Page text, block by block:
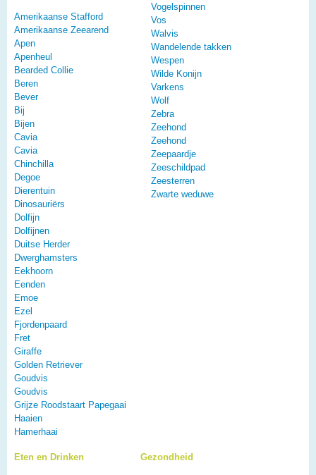
Amerikaanse Stafford
Amerikaanse Zeearend
Apen
Apenheul
Bearded Collie
Beren
Bever
Bij
Bijen
Cavia
Cavia
Chinchilla
Degoe
Dierentuin
Dinosauriërs
Dolfijn
Dolfijnen
Duitse Herder
Dwerghamsters
Eekhoorn
Eenden
Emoe
Ezel
Fjordenpaard
Fret
Giraffe
Golden Retriever
Goudvis
Goudvis
Grijze Roodstaart Papegaai
Haaien
Hamerhaai
Vogelspinnen
Vos
Walvis
Wandelende takken
Wespen
Wilde Konijn
Varkens
Wolf
Zebra
Zeehond
Zeehond
Zeepaardje
Zeeschildpad
Zeesterren
Zwarte weduwe
Eten en Drinken Gezondheid